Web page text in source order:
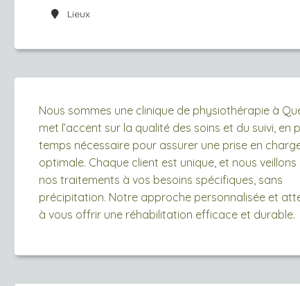
Lieux
Nous sommes une clinique de physiothérapie à
met l’accent sur la qualité des soins et du suivi, en
temps nécessaire pour assurer une prise en
optimale. Chaque client est unique, et nous
nos traitements à vos besoins spécifiques, sans
précipitation. Notre approche personnalisée et
à vous offrir une réhabilitation efficace et durable.